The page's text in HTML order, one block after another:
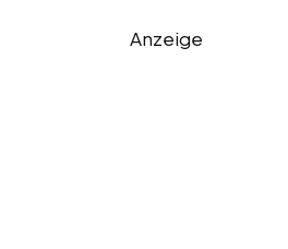
Anzeige